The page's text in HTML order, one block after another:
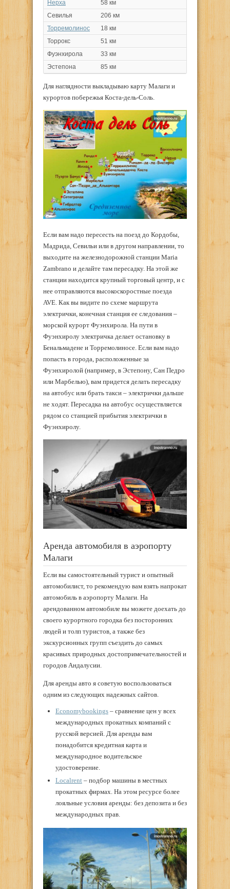
Нерха
58 км
Севилья
206 км
Торремолинос
18 км
Торрокс
51 км
Фуэнхирола
33 км
Эстепона
85 км
Для наглядности выкладываю карту Малаги и
курортов побережья Коста-дель-Соль.
Если вам надо пересесть на поезд до Кордобы,
Мадрида, Севильи или в другом направлении, то
выходите на железнодорожной станции Maria
Zambrano и делайте там пересадку. На этой же
станции находится крупный торговый центр, и с
нее отправляются высокоскоростные поезда
AVE. Как вы видите по схеме маршрута
электрички, конечная станция ее следования –
морской курорт Фуэнхирола. На пути в
Фуэнхиролу электричка делает остановку в
Бенальмадене и Торремолиносе. Если вам надо
попасть в города, расположенные за
Фуэнхиролой (например, в Эстепону, Сан Педро
или Марбелью), вам придется делать пересадку
на автобус или брать такси – электрички дальше
не ходят. Пересадка на автобус осуществляется
рядом со станцией прибытия электрички в
Фуэнхиролу.
Аренда автомобиля в аэропорту
Малаги
Если вы самостоятельный турист и опытный
автомобилист, то рекомендую вам взять напрокат
автомобиль в аэропорту Малаги. На
арендованном автомобиле вы можете доехать до
своего курортного городка без посторонних
людей и толп туристов, а также без
экскурсионных групп съездить до самых
красивых природных достопримечательностей и
городов Андалусии.
Для аренды авто я советую воспользоваться
одним из следующих надежных сайтов.
Economybookings– сравнение цен у всех
международных прокатных компаний с
русской версией. Для аренды вам
понадобится кредитная карта и
международное водительское
удостоверение.
Localrent– подбор машины в местных
прокатных фирмах. На этом ресурсе более
лояльные условия аренды: без депозита и без
международных прав.